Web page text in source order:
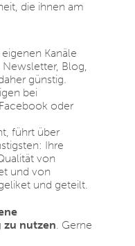
die ihnen am
Kanäle
Blog,
günstig.
bei
oder
führt über
Ihre
von
und von
und geteilt.
zu nutzen. Gerne